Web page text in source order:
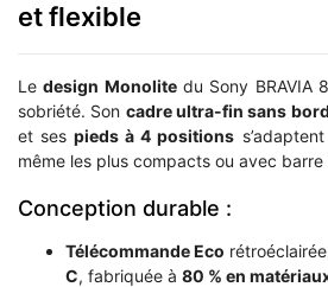
et flexible
Ledesign Monolitedu Sony BRAVIA
sobriété. Son cadre ultra-fin sans
et sespieds à 4 positions
même les plus compacts ou avec barre
Conception durable :
Télécommande Eco
C, fabriquée à 80 % en